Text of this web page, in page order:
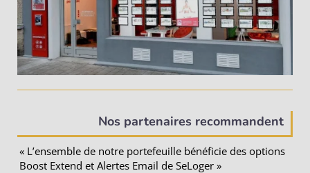
Nos partenaires recommandent
« L’ensemble de notre portefeuille bénéficie des options
Boost Extend et Alertes Email de SeLoger »